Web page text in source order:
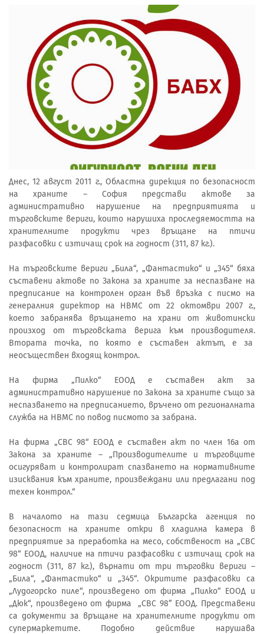
Днес, 12 август 2011 г., Областна дирекция по безопасност
на храните – София представи актове за
административно нарушение на предприятията и
търговските вериги, които нарушиха проследяемостта на
хранителните продукти чрез връщане на птичи
разфасовки с изтичащ срок на годност (311, 87 кг.).
На търговските вериги „Била“, „Фантастико“ и „345“ бяха
съставени актове по Закона за храните за неспазване на
предписание на контролен орган във връзка с писмо на
генералния директор на НВМС от 22 октомври 2007 г.,
което забранява връщането на храни от животински
произход от търговската верига към производителя.
Втората точка, по която е съставен актът, е за
неосъществен входящ контрол.
На фирма „Пилко“ ЕООД е съставен акт за
административно нарушение по Закона за храните също за
неспазването на предписанието, връчено от регионалната
служба на НВМС по повод писмото за забрана.
На фирма „СВС 98“ ЕООД е съставен акт по член 16а от
Закона за храните – „Производителите и търговците
осигуряват и контролират спазването на нормативните
изисквания към храните, произвеждани или предлагани под
техен контрол.“
В началото на тази седмица Българска агенция по
безопасност на храните откри в хладилна камера в
предприятие за преработка на месо, собственост на „СВС
98“ ЕООД, наличие на птичи разфасовки с изтичащ срок на
годност (311, 87 кг.), върнати от три търговки вериги –
„Била“, „Фантастико“ и „345“. Окритите разфасовки са
„Лудогорско пиле“, произведено от фирма „Пилко“ ЕООД и
„Дюк“, произведено от фирма „СВС 98” ЕООД. Представени
са документи за връщане на хранителните продукти от
супермаркетите. Подобно действие нарушава